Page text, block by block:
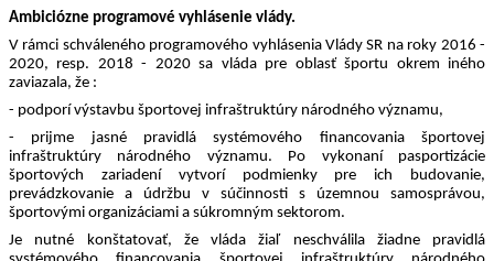
Ambiciózne programové vyhlásenie vlády.
V rámci schváleného programového vyhlásenia Vlády SR na roky 2016 -
2020, resp. 2018 - 2020 sa vláda pre oblasť športu okrem iného
zaviazala, že :
- podporí výstavbu športovej infraštruktúry národného významu,
- prijme jasné pravidlá systémového financovania športovej
infraštruktúry národného významu. Po vykonaní pasportizácie
športových zariadení vytvorí podmienky pre ich budovanie,
prevádzkovanie a údržbu v súčinnosti s územnou samosprávou,
športovými organizáciami a súkromným sektorom.
Je nutné konštatovať, že vláda žiaľ neschválila žiadne pravidlá